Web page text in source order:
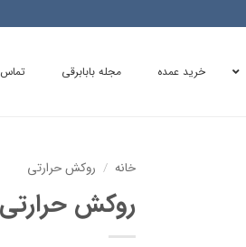
خرید عمده مجله بابابرقی تماس
خانه / روکش حرارتی
روکش حرارتی سایز